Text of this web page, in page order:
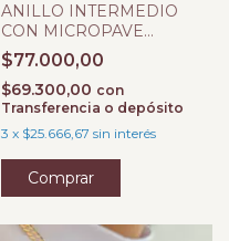
ANILLO INTERMEDIO
CON MICROPAVE
NEGRO
$77.000,00
$69.300,00 con
Transferencia o depósito
3 x $25.666,67 sin interés
Comprar